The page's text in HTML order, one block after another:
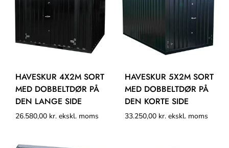
HAVESKUR 4X2M SORT
MED DOBBELTDØR PÅ
DEN LANGE SIDE
26.580,00 kr. ekskl. moms
HAVESKUR 5X2M SORT
MED DOBBELTDØR PÅ
DEN KORTE SIDE
33.250,00 kr. ekskl. moms